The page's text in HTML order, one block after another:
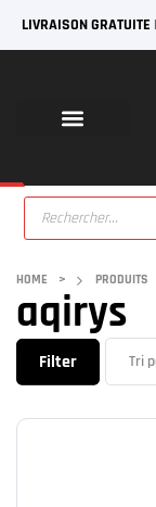
LIVRAISON GRATUITE
HOME > PRODUITS
aqirys
Filter